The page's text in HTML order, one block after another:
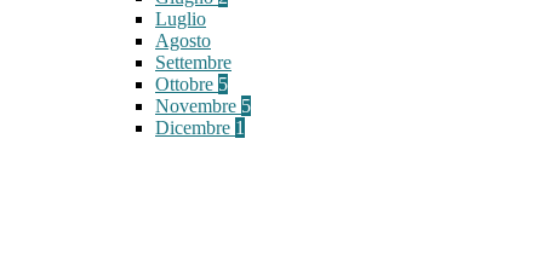
Luglio
Agosto
Settembre
Ottobre 5
Novembre 5
Dicembre 1